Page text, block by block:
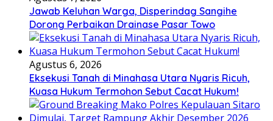
Jawab Keluhan Warga, Disperindag Sangihe
Dorong Perbaikan Drainase Pasar Towo
Agustus 6, 2026
Eksekusi Tanah di Minahasa Utara Nyaris Ricuh,
Kuasa Hukum Termohon Sebut Cacat Hukum!